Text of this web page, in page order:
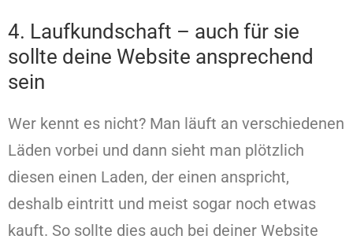
4. Laufkundschaft – auch für sie
sollte deine Website ansprechend
sein
Wer kennt es nicht? Man läuft an verschiedenen
Läden vorbei und dann sieht man plötzlich
diesen einen Laden, der einen anspricht,
deshalb eintritt und meist sogar noch etwas
kauft. So sollte dies auch bei deiner Website